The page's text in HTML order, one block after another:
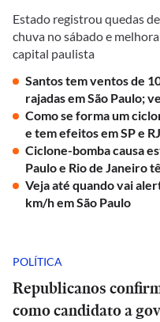
Estado registrou quedas
chuva no sábado e
capital paulista
Santos tem ventos de
rajadas em São Paulo;
Como se forma um
e tem efeitos em SP e
Ciclone-bomba causa
Paulo e Rio de Janeiro
Veja até quando vai
km/h em São Paulo
POLÍTICA
Republicanos
como candidato a